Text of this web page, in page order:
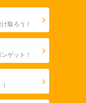
取ろう！
ゲット！